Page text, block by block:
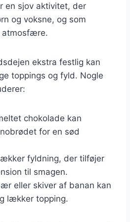
en sjov aktivitet, der
og voksne, og som
atmosfære.
ekstra festlig kan
toppings og fyld. Nogle
chokolade kan
for en sød
fyldning, der tilføjer
til smagen.
eller skiver af banan kan
lækker topping.